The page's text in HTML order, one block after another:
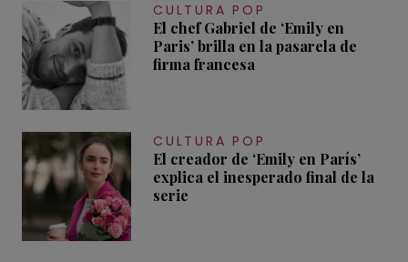
CULTURA POP
El chef Gabriel de ‘Emily en
Paris’ brilla en la pasarela de
firma francesa
CULTURA POP
El creador de ‘Emily en París’
explica el inesperado final de la
serie